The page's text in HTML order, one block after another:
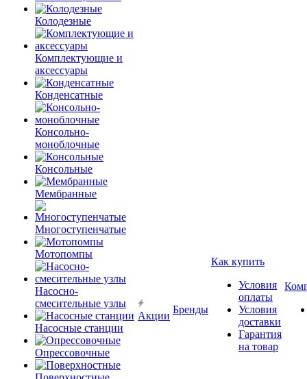
Колодезные
Комплектующие и
аксессуары
Конденсатные
Консольно-
моноблочные
Консольные
Мембранные
Многоступенчатые
Мотопомпы
Насосно-
смесительные узлы
Насосные станции
Опрессовочные
Акции
Бренды
Как купить
Условия
оплаты
Условия
доставки
Гарантия
на товар